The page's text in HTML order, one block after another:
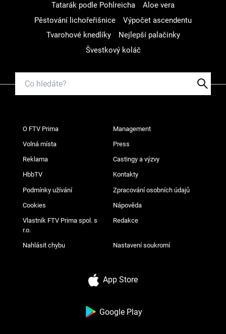
Tatarák podle Pohlreicha
Aloe vera
Pěstování lichořeřišnice
Výpočet ascendentu
Tvarohové knedlíky
Nejlepší palačinky
Švestkový koláč
O FTV Prima Management
Volná místa Press
Reklama Castingy a výzvy
HbbTV Kontakty
Podmínky užívání Zpracování osobních údajů
Cookies Nápověda
Vlastník FTV Prima spol. s
r.o.
Redakce
Nahlásit chybu Nastavení soukromí
App Store
Google Play